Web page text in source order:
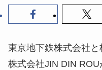
東京地下鉄株式会社と
株式会社JIN DIN